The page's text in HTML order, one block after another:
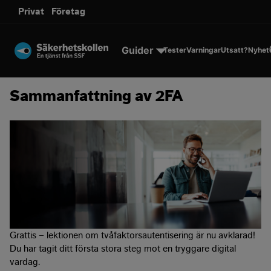
sms.
Privat Företag
Guider TesterVarningarUtsatt?
Sammanfattning av 2FA
Grattis – lektionen om tvåfaktorsautentisering är nu avklarad!
Du har tagit ditt första stora steg mot en tryggare digital
vardag.